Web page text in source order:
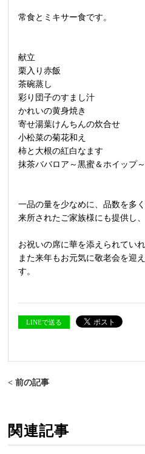
常食とミキサー食です。
献立
栗入り赤飯
茶碗蒸し
彩り団子のすまし汁
かれいの黄身焼き
寄せ湯葉けんちんの炊合せ
小松菜の菊花和え
柿と大根の紅白なます
抹茶ババロア～黒蜜＆ホイップ～
一品の量を少なめに、品数を多
来所されたご家族様にも提供し
お祝いの席に華を添えられてい
また来年もお元気に敬老会を迎
す。
LINEで送る
< 前の記事
関連記事